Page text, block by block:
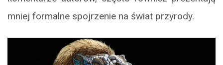
mniej formalne spojrzenie na świat przyrody.